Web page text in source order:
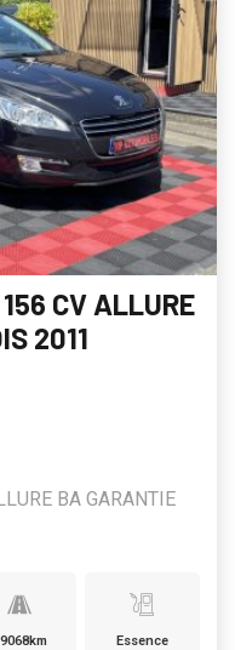
CV ALLURE
2011
BA GARANTIE
Essence